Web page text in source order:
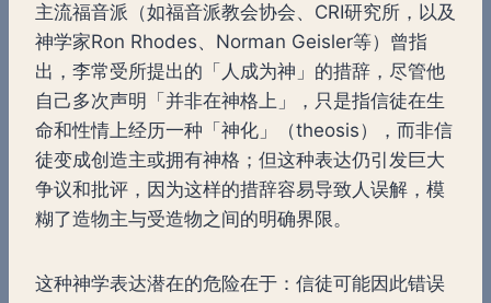
主流福音派（如福音派教会协会、CRI研究所，以及
神学家Ron Rhodes、Norman Geisler等）曾指
出，李常受所提出的「人成为神」的措辞，尽管他
自己多次声明「并非在神格上」，只是指信徒在生
命和性情上经历一种「神化」（theosis），而非信
徒变成创造主或拥有神格；但这种表达仍引发巨大
争议和批评，因为这样的措辞容易导致人误解，模
糊了造物主与受造物之间的明确界限。
这种神学表达潜在的危险在于：信徒可能因此错误